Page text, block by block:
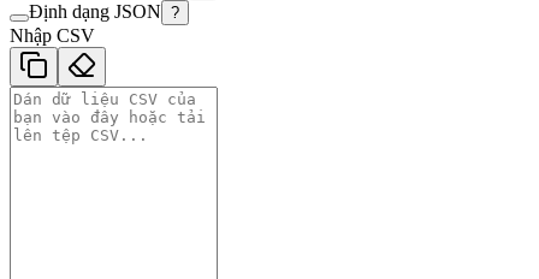
Định dạng JSON ?
Nhập CSV